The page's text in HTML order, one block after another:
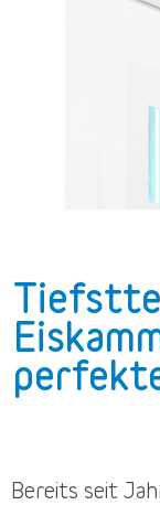
Bereits seit